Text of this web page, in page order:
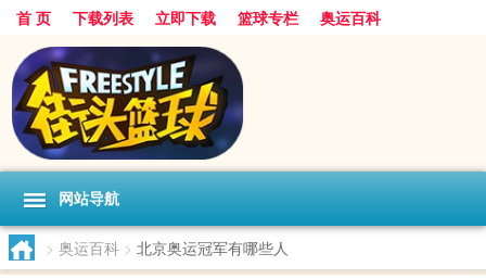
首 页 下载列表 立即下载 篮球专栏 奥运百科
网站导航
> 奥运百科 > 北京奥运冠军有哪些人